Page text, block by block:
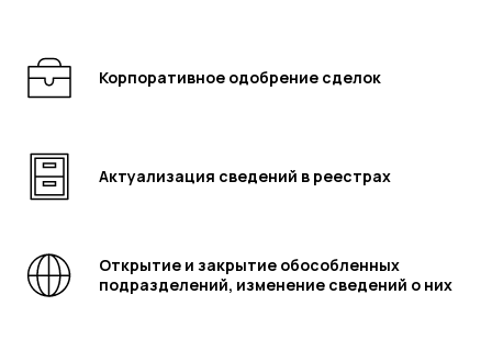
Корпоративное одобрение сделок
Актуализация сведений в реестрах
Открытие и закрытие обособленных
подразделений, изменение сведений о них